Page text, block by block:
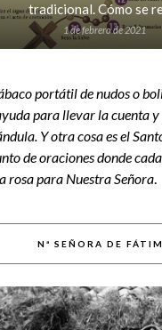
tradicional. Cómo se
1 de febrero de 2021
portátil de nudos o
para llevar la cuenta y
Y otra cosa es el
de oraciones donde
rosa para Nuestra Señora.
Nª SEÑORA DE